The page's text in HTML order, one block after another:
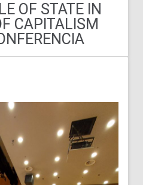
OF STATE IN
CAPITALISM